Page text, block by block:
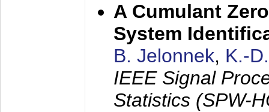
A Cumulant
System
B. Jelonnek, K.-
IEEE Signal
Statistics (SPW-